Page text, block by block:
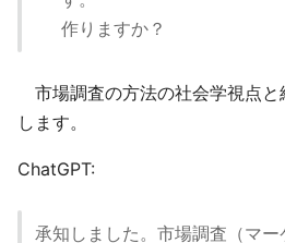
作りますか？
市場調査の方法の社会学視点と
します。
ChatGPT:
承知しました。市場調査（マ